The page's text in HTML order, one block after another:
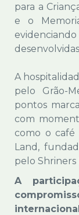
para a
e o
A
pelo Grão-
pontos
com
como o café
Land,
pelo
A